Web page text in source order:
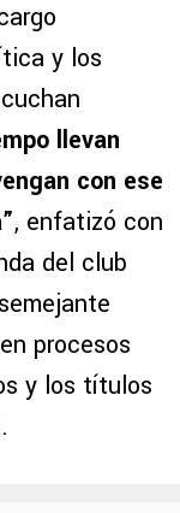
y los
llevan
con ese
, enfatizó con
del club
procesos
y los títulos